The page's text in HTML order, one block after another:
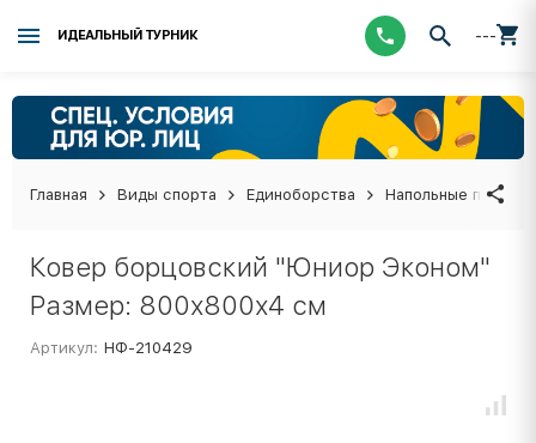
ИДЕАЛЬНЫЙ ТУРНИК ---
Главная Виды спорта Единоборства Напольные
Ковер борцовский "Юниор Эконом"
Размер: 800х800х4 см
Артикул: НФ-210429